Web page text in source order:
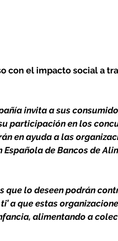
con el impacto social a
invita a sus
participación en los
en ayuda a las
de Bancos de
que lo deseen podrán
a que estas
alimentando a